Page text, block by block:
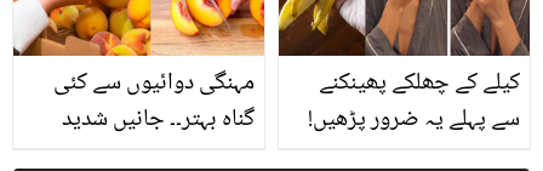
کیا؟
مہنگی دوائیوں سے کئی
گناہ بہتر۔۔ جانیں شدید
کیلے کے چھلکے پھینکنے
سے پہلے یہ ضرور پڑھیں!